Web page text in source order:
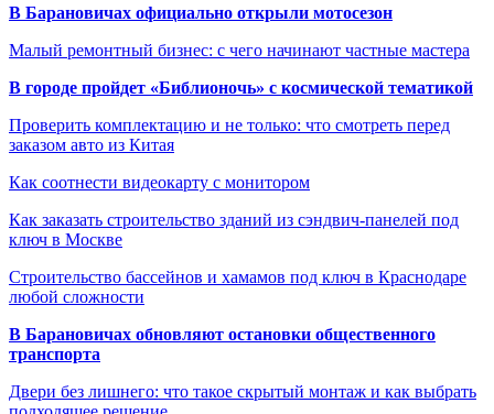
В Барановичах официально открыли мотосезон
Малый ремонтный бизнес: с чего начинают частные мастера
В городе пройдет «Библионочь» с космической тематикой
Проверить комплектацию и не только: что смотреть перед
заказом авто из Китая
Как соотнести видеокарту с монитором
Как заказать строительство зданий из сэндвич-панелей под
ключ в Москве
Строительство бассейнов и хамамов под ключ в Краснодаре
любой сложности
В Барановичах обновляют остановки общественного
транспорта
Двери без лишнего: что такое скрытый монтаж и как выбрать